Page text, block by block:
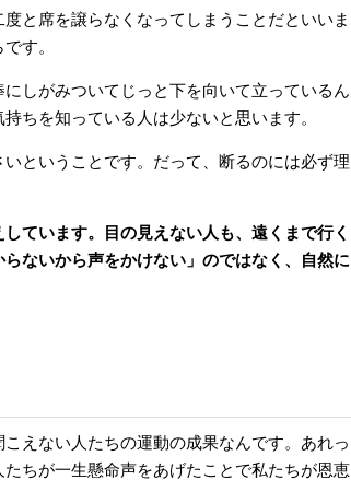
と席を譲らなくなってしまうことだといいま
す。
しがみついてじっと下を向いて立っているん
ちを知っている人は少ないと思います。
ということです。だって、断るのには必ず理
ています。目の見えない人も、遠くまで行く
ないから声をかけない」のではなく、自然に
えない人たちの運動の成果なんです。あれっ
ちが一生懸命声をあげたことで私たちが恩恵